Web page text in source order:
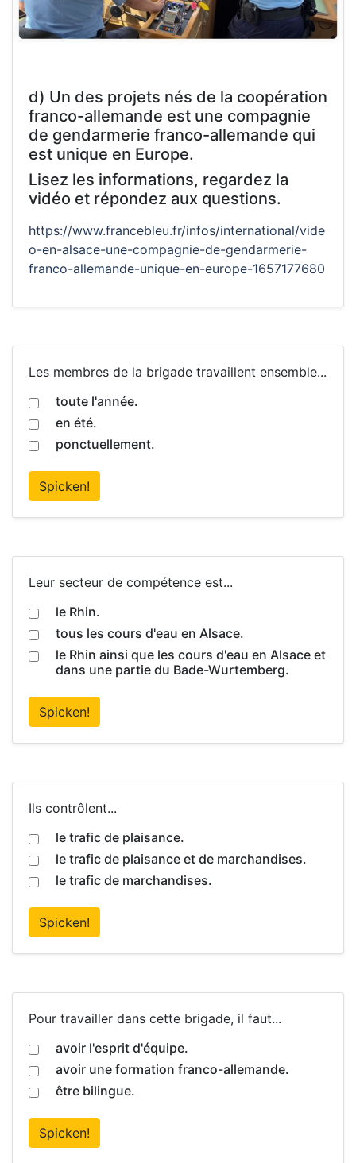
d) Un des projets nés de la coopération
franco-allemande est une compagnie
de gendarmerie franco-allemande qui
est unique en Europe.
Lisez les informations, regardez la
vidéo et répondez aux questions.
https://www.francebleu.fr/infos/international/vide
o-en-alsace-une-compagnie-de-gendarmerie-
franco-allemande-unique-en-europe-1657177680
Les membres de la brigade travaillent ensemble...
toute l'année.
en été.
ponctuellement.
Spicken!
Leur secteur de compétence est...
le Rhin.
tous les cours d'eau en Alsace.
le Rhin ainsi que les cours d'eau en Alsace et
dans une partie du Bade-Wurtemberg.
Spicken!
Ils contrôlent...
le trafic de plaisance.
le trafic de plaisance et de marchandises.
le trafic de marchandises.
Spicken!
Pour travailler dans cette brigade, il faut...
avoir l'esprit d'équipe.
avoir une formation franco-allemande.
être bilingue.
Spicken!